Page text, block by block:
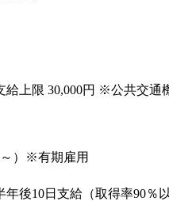
上限 30,000円 ※公共交通
）※有期雇用
年後10日支給（取得率90